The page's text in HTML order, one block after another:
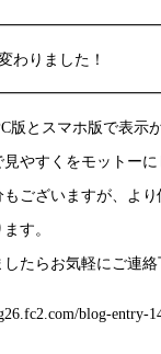
わりました！
版とスマホ版で表示
やすくをモットーに
ございますが、よ
す。
たらお気軽にご連絡
blog-entry-